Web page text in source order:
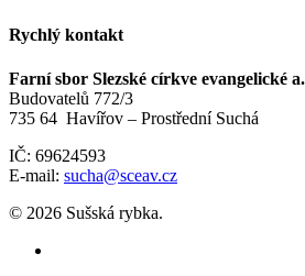
Rychlý kontakt
Farní sbor Slezské církve evangelické
Budovatelů 772/3
735 64 Havířov – Prostřední Suchá
IČ: 69624593
E-mail: sucha@sceav.cz
© 2026 Sušská rybka.